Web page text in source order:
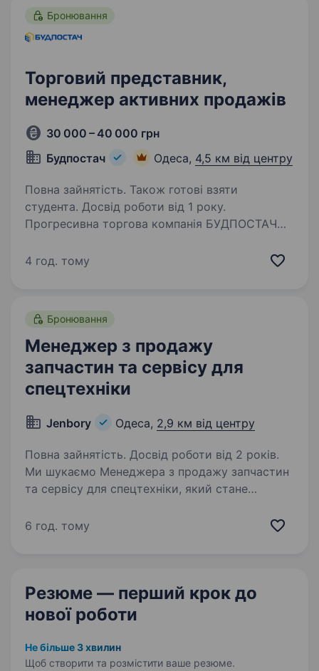
Бронювання
Торговий представник,
менеджер активних продажів
30 000 – 40 000 грн
Будпостач
Одеса, 4,5 км від центру
Повна зайнятість. Також готові взяти
студента. Досвід роботи від 1 року.
Прогресивна торгова компанія БУДПОСТАЧ
Торговий представник!Вимоги: БАЖАНО
4 год. тому
Бронювання
Менеджер з продажу
запчастин та сервісу для
спецтехніки
Jenbory Одеса, 2,9 км від центру
Повна зайнятість. Досвід роботи від 2 років.
Ми шукаємо Менеджера з продажу запчастин
та сервісу для спецтехніки, який стане
та клієнтами, допомагаючи забезпечити їх
6 год. тому
Резюме — перший крок до
нової роботи
Не більше 3 хвилин
Щоб створити та розмістити ваше резюме.